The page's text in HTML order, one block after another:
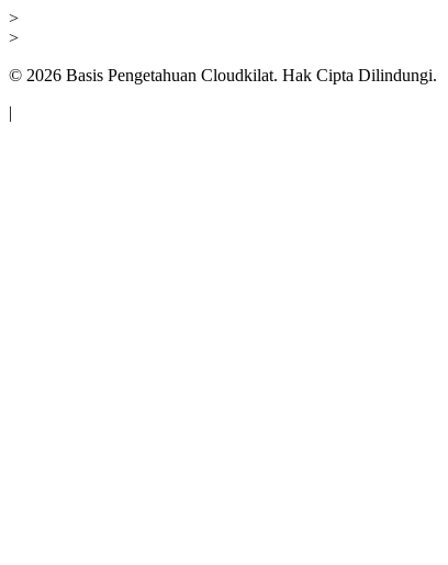
>
>
© 2026 Basis Pengetahuan Cloudkilat. Hak Cipta Dilindungi.
|